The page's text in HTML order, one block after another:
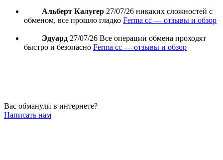
Альберт Калугер 27/07/26 никаких сложностей с
обменом, все прошло гладко Ferma cc — отзывы и обзор
Эдуард 27/07/26 Все операции обмена проходят
быстро и безопасно Ferma cc — отзывы и обзор
Вас обманули в интернете?
Написать нам